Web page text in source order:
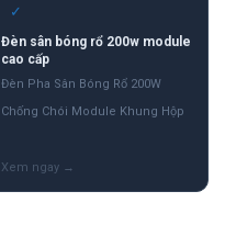
✓
Đèn sân bóng rổ 200w module
cao cấp
Đèn Pha Sân Bóng Rổ 200W
Chống Chói Module Khung Hộp